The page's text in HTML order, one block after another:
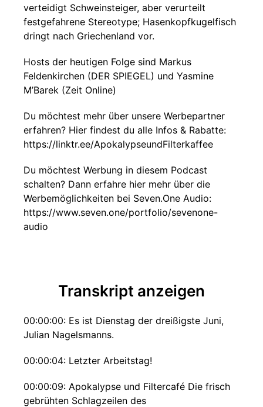
verteidigt Schweinsteiger, aber verurteilt
festgefahrene Stereotype; Hasenkopfkugelfisch
dringt nach Griechenland vor.
Hosts der heutigen Folge sind Markus
Feldenkirchen (DER SPIEGEL) und Yasmine
M’Barek (Zeit Online)
Du möchtest mehr über unsere Werbepartner
erfahren? Hier findest du alle Infos & Rabatte:
https://linktr.ee/ApokalypseundFilterkaffee
Du möchtest Werbung in diesem Podcast
schalten? Dann erfahre hier mehr über die
Werbemöglichkeiten bei Seven.One Audio:
https://www.seven.one/portfolio/sevenone-
audio
Transkript anzeigen
00:00:00: Es ist Dienstag der dreißigste Juni,
Julian Nagelsmanns.
00:00:04: Letzter Arbeitstag!
00:00:09: Apokalypse und Filtercafé Die frisch
gebrühten Schlagzeilen des